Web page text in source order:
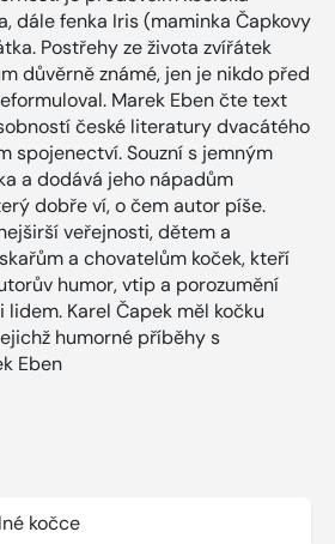
dále fenka Iris (maminka Čapkovy
Postřehy ze života zvířátek
důvěrně známé, jen je nikdo před
Marek Eben čte text
české literatury dvacátého
spojenectví. Souzní s jemným
a dodává jeho nápadům
dobře ví, o čem autor píše.
veřejnosti, dětem a
a chovatelům koček, kteří
humor, vtip a porozumění
lidem. Karel Čapek měl kočku
humorné příběhy s
Eben
kočce